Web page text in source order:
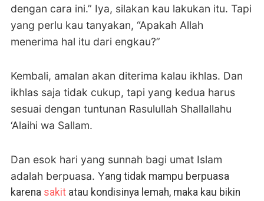
dengan cara ini.” Iya, silakan kau lakukan itu. Tapi
yang perlu kau tanyakan, “Apakah Allah
menerima hal itu dari engkau?”
Kembali, amalan akan diterima kalau ikhlas. Dan
ikhlas saja tidak cukup, tapi yang kedua harus
sesuai dengan tuntunan Rasulullah Shallallahu
‘Alaihi wa Sallam.
Dan esok hari yang sunnah bagi umat Islam
adalah berpuasa. Yang tidak mampu berpuasa
karena sakitatau kondisinya lemah, maka kau bikin